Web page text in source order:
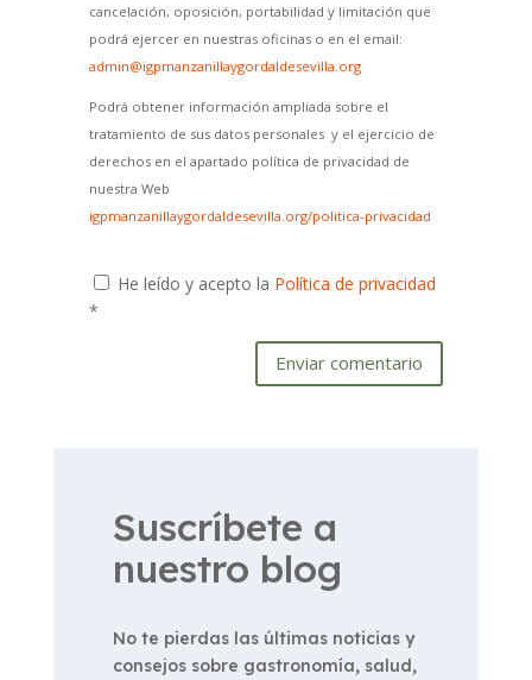
cancelación, oposición, portabilidad y limitación que
podrá ejercer en nuestras oficinas o en el email:
admin@igpmanzanillaygordaldesevilla.org
Podrá obtener información ampliada sobre el
tratamiento de sus datos personales y el ejercicio de
derechos en el apartado política de privacidad de
nuestra Web
igpmanzanillaygordaldesevilla.org/politica-privacidad
He leído y acepto la Política de privacidad
*
Enviar comentario
Suscríbete a
nuestro blog
No te pierdas las últimas noticias y
consejos sobre gastronomía, salud,